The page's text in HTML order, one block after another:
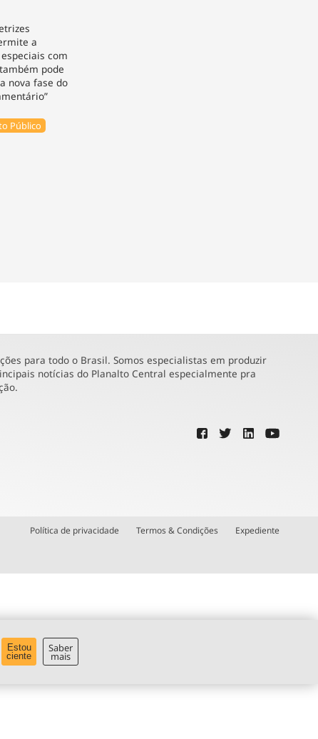
a
com
pode
nova fase do
Público
para todo o Brasil. Somos especialistas em produzir
notícias do Planalto Central especialmente pra
Política de privacidade Termos & Condições Expediente
Estou
ciente
Saber
mais